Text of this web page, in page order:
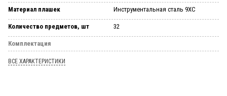
Материал плашек Инструментальная сталь 9ХС
Количество предметов, шт 32
Комплектация
ВСЕ ХАРАКТЕРИСТИКИ